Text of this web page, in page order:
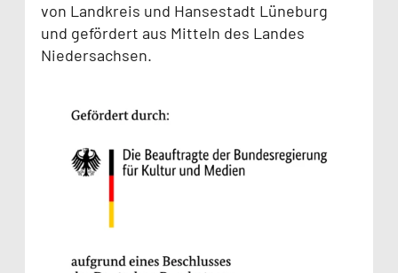
von Landkreis und Hansestadt Lüneburg
und gefördert aus Mitteln des Landes
Niedersachsen.